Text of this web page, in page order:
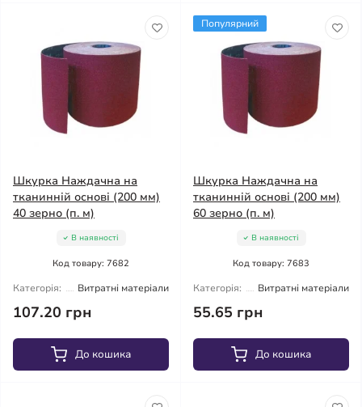
Шкурка Наждачна на
тканинній основі (200 мм)
40 зерно (п. м)
В наявності
Код товару: 7682
Категорія: Витратні матеріали
107.20 грн
До кошика
Популярний
Шкурка Наждачна на
тканинній основі (200 мм)
60 зерно (п. м)
В наявності
Код товару: 7683
Категорія: Витратні матеріали
55.65 грн
До кошика